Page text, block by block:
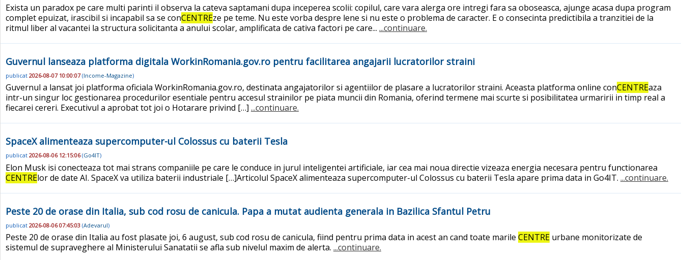
Exista un paradox pe care multi parinti il observa la cateva saptamani dupa inceperea scolii: copilul, care vara alerga ore intregi fara sa oboseasca, ajunge acasa dupa program
complet epuizat, irascibil si incapabil sa se conCENTREze pe teme. Nu este vorba despre lene si nu este o problema de caracter. E o consecinta predictibila a tranzitiei de la
ritmul liber al vacantei la structura solicitanta a anului scolar, amplificata de cativa factori pe care... ...continuare.
Guvernul lanseaza platforma digitala WorkinRomania.gov.ro pentru facilitarea angajarii lucratorilor straini
publicat 2026-08-07 10:00:07(Income-Magazine)
Guvernul a lansat joi platforma oficiala WorkinRomania.gov.ro, destinata angajatorilor si agentiilor de plasare a lucratorilor straini. Aceasta platforma online conCENTREaza
intr-un singur loc gestionarea procedurilor esentiale pentru accesul strainilor pe piata muncii din Romania, oferind termene mai scurte si posibilitatea urmaririi in timp real a
fiecarei cereri. Executivul a aprobat tot joi o Hotarare privind […] ...continuare.
SpaceX alimenteaza supercomputer-ul Colossus cu baterii Tesla
publicat 2026-08-06 12:15:06(Go4IT)
Elon Musk isi conecteaza tot mai strans companiile pe care le conduce in jurul inteligentei artificiale, iar cea mai noua directie vizeaza energia necesara pentru functionarea
CENTRElor de date AI. SpaceX va utiliza baterii industriale […]Articolul SpaceX alimenteaza supercomputer-ul Colossus cu baterii Tesla apare prima data in Go4IT. ...continuare.
Peste 20 de orase din Italia, sub cod rosu de canicula. Papa a mutat audienta generala in Bazilica Sfantul Petru
publicat 2026-08-06 07:45:03 (Adevarul)
Peste 20 de orase din Italia au fost plasate joi, 6 august, sub cod rosu de canicula, fiind pentru prima data in acest an cand toate marile CENTRE urbane monitorizate de
sistemul de supraveghere al Ministerului Sanatatii se afla sub nivelul maxim de alerta. ...continuare.